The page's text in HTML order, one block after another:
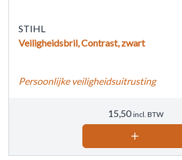
STIHL
Veiligheidsbril, Contrast, zwart
Persoonlijke veiligheidsuitrusting
15,50 incl. BTW